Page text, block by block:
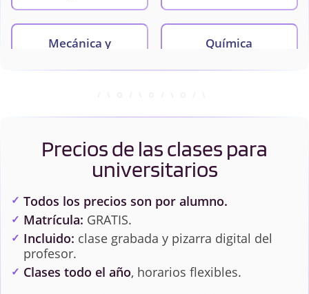
Mecánica y
Materiales
Química
Precios de las clases para
universitarios
Todos los precios son por alumno.
Matrícula: GRATIS.
Incluido: clase grabada y pizarra digital del
profesor.
Clases todo el año, horarios flexibles.